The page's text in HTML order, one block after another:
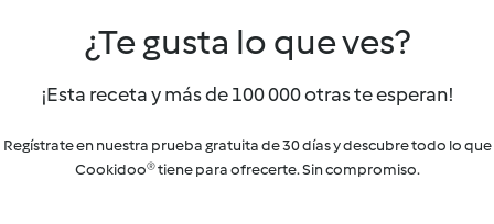
¿Te gusta lo que ves?
¡Esta receta y más de 100 000 otras te esperan!
Regístrate en nuestra prueba gratuita de 30 días y descubre todo lo que
Cookidoo® tiene para ofrecerte. Sin compromiso.